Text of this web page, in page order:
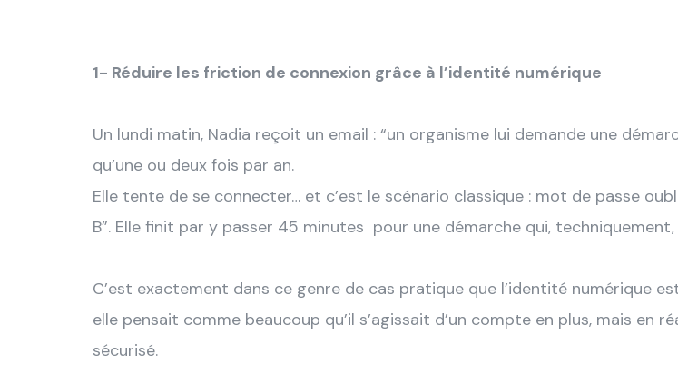
1- Réduire les friction de connexion grâce à l’identité numérique
Un lundi matin, Nadia reçoit un email : “un organisme lui demande une
qu’une ou deux fois par an.
Elle tente de se connecter… et c’est le scénario classique : mot de passe
B”. Elle finit par y passer 45 minutes pour une démarche qui,
C’est exactement dans ce genre de cas pratique que l’identité numérique
elle pensait comme beaucoup qu’il s’agissait d’un compte en plus, mais en
sécurisé.